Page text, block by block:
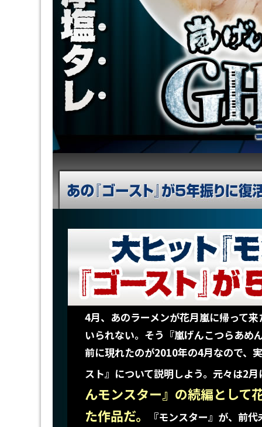
4月、あのラーメンが花月嵐に帰って
いられない。そう『嵐げんこつらあめ
前に現れたのが2010年の4月なので、
スト』について説明しよう。元々は2
んモンスター』の続編として
た作品だ。
『モンスター』が、前